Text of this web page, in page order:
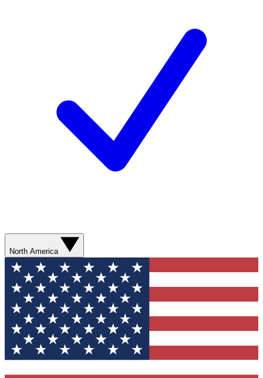
North America